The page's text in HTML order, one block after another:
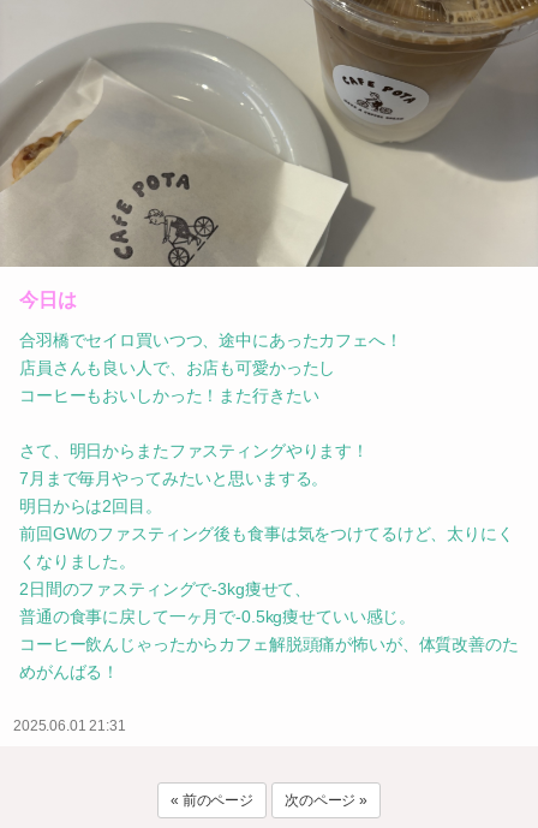
今日は
合羽橋でセイロ買いつつ、途中にあったカフェへ！
店員さんも良い人で、お店も可愛かったし
コーヒーもおいしかった！また行きたい
さて、明日からまたファスティングやります！
7月まで毎月やってみたいと思いまする。
明日からは2回目。
前回GWのファスティング後も食事は気をつけてるけど、太りにく
くなりました。
2日間のファスティングで-3kg痩せて、
普通の食事に戻して一ヶ月で-0.5kg痩せていい感じ。
コーヒー飲んじゃったからカフェ解脱頭痛が怖いが、体質改善のた
めがんばる！
2025.06.01 21:31
« 前のページ 次のページ »